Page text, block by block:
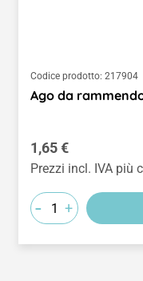
Codice prodotto: 217904
Ago da
Prezzo normale:
1,65 €
Prezzi incl. IVA più
- +